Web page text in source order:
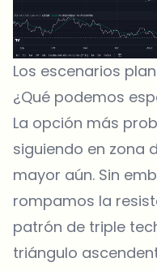
Los escenarios
¿Qué podemos
La opción más
siguiendo en zona
mayor aún. Sin
rompamos la
patrón de triple
triángulo